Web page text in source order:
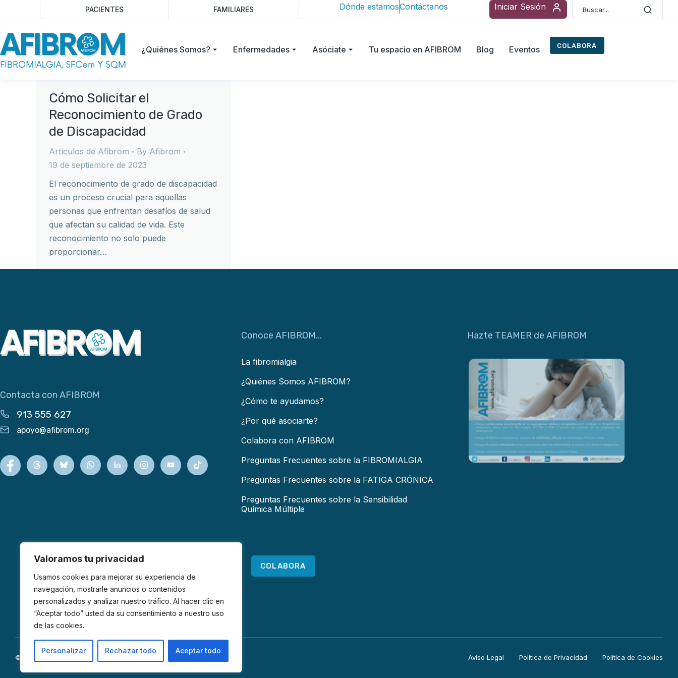
Valoramos tu privacidad
Usamos cookies para mejorar su experiencia de
navegación, mostrarle anuncios o contenidos
personalizados y analizar nuestro tráfico. Al hacer clic en
“Aceptar todo” usted da su consentimiento a nuestro uso
de las cookies.
Personalizar Rechazar todo Aceptar todo
PACIENTES FAMILIARES Dónde estamosContáctanos Iniciar Sesión
¿Quiénes Somos? Enfermedades Asóciate Tu espacio en AFIBROM Blog Eventos COLABORA
Cómo Solicitar el
Reconocimiento de Grado
de Discapacidad
Artículos de Afibrom By Afibrom
19 de septiembre de 2023
El reconocimiento de grado de discapacidad
es un proceso crucial para aquellas
personas que enfrentan desafíos de salud
que afectan su calidad de vida. Este
reconocimiento no solo puede
proporcionar…
Contacta con AFIBROM
913 555 627
apoyo@afibrom.org
Conoce AFIBROM...
La fibromialgia
¿Quiénes Somos AFIBROM?
¿Cómo te ayudamos?
¿Por qué asociarte?
Colabora con AFIBROM
Preguntas Frecuentes sobre la FIBROMIALGIA
Preguntas Frecuentes sobre la FATIGA CRÓNICA
Preguntas Frecuentes sobre la Sensibilidad
Química Múltiple
COLABORA
Hazte TEAMER de AFIBROM
© 2026 AFIBROM. Todos los derechos reservados. Aviso Legal Política de Privacidad Política de Cookies